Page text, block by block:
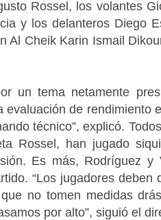
Rossel, los volantes
y los delanteros Diego
Al Cheik Karin Ismail
un tema netamente
evaluación de rendimiento
técnico”, explicó.
Rossel, han jugado
Es más, Rodríguez
“Los jugadores deben
no tomen medidas
por alto”, siguió el